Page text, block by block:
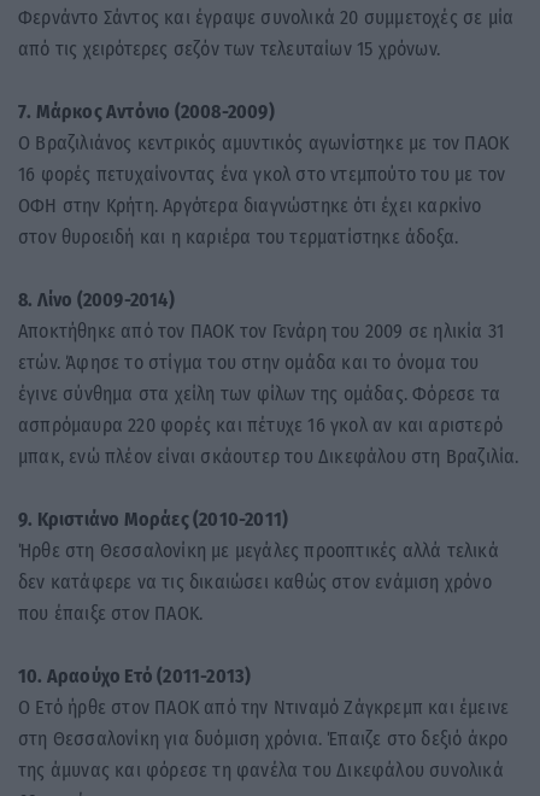
Φερνάντο Σάντος και έγραψε συνολικά 20 συμμετοχές σε μία
από τις χειρότερες σεζόν των τελευταίων 15 χρόνων.
7. Μάρκος Αντόνιο (2008-2009)
Ο Βραζιλιάνος κεντρικός αμυντικός αγωνίστηκε με τον ΠΑΟΚ
16 φορές πετυχαίνοντας ένα γκολ στο ντεμπούτο του με τον
ΟΦΗ στην Κρήτη. Αργότερα διαγνώστηκε ότι έχει καρκίνο
στον θυροειδή και η καριέρα του τερματίστηκε άδοξα.
8. Λίνο (2009-2014)
Αποκτήθηκε από τον ΠΑΟΚ τον Γενάρη του 2009 σε ηλικία 31
ετών. Άφησε το στίγμα του στην ομάδα και το όνομα του
έγινε σύνθημα στα χείλη των φίλων της ομάδας. Φόρεσε τα
ασπρόμαυρα 220 φορές και πέτυχε 16 γκολ αν και αριστερό
μπακ, ενώ πλέον είναι σκάουτερ του Δικεφάλου στη Βραζιλία.
9. Κριστιάνο Μοράες (2010-2011)
Ήρθε στη Θεσσαλονίκη με μεγάλες προοπτικές αλλά τελικά
δεν κατάφερε να τις δικαιώσει καθώς στον ενάμιση χρόνο
που έπαιξε στον ΠΑΟΚ.
10. Αραούχο Ετό (2011-2013)
Ο Ετό ήρθε στον ΠΑΟΚ από την Ντιναμό Ζάγκρεμπ και έμεινε
στη Θεσσαλονίκη για δυόμιση χρόνια. Έπαιζε στο δεξιό άκρο
της άμυνας και φόρεσε τη φανέλα του Δικεφάλου συνολικά